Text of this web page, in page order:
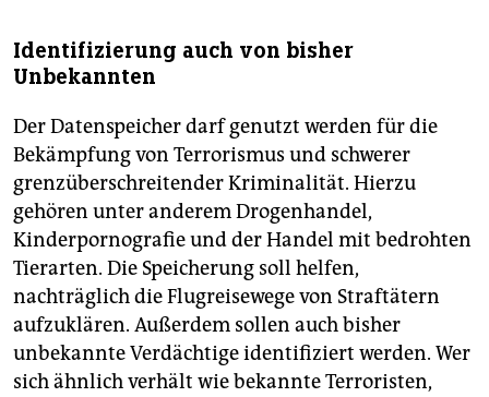
Identifizierung auch von bisher
Unbekannten
Der Datenspeicher darf genutzt werden für die
Bekämpfung von Terrorismus und schwerer
grenzüberschreitender Kriminalität. Hierzu
gehören unter anderem Drogenhandel,
Kinderpornografie und der Handel mit bedrohten
Tierarten. Die Speicherung soll helfen,
nachträglich die Flugreisewege von Straftätern
aufzuklären. Außerdem sollen auch bisher
unbekannte Verdächtige identifiziert werden. Wer
sich ähnlich verhält wie bekannte Terroristen,